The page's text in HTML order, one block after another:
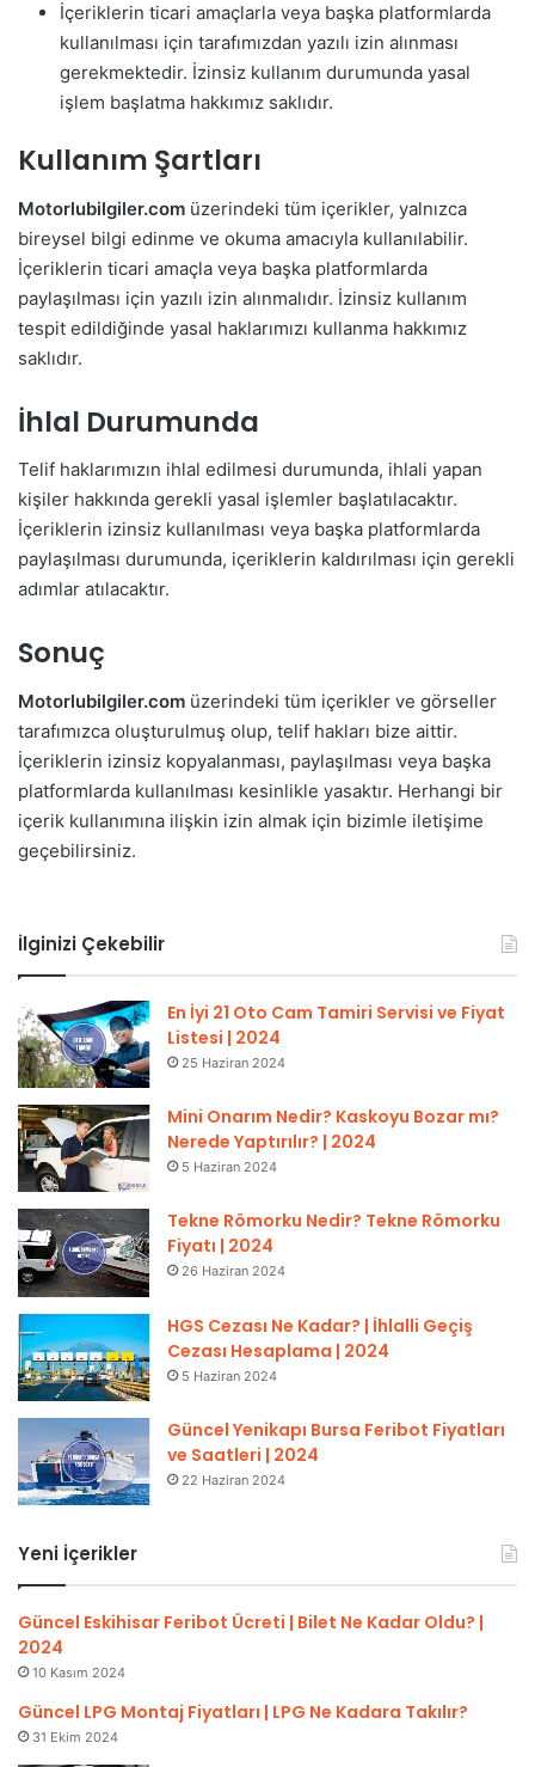
İçeriklerin ticari amaçlarla veya başka platformlarda
kullanılması için tarafımızdan yazılı izin alınması
gerekmektedir. İzinsiz kullanım durumunda yasal
işlem başlatma hakkımız saklıdır.
Kullanım Şartları
Motorlubilgiler.com üzerindeki tüm içerikler, yalnızca
bireysel bilgi edinme ve okuma amacıyla kullanılabilir.
İçeriklerin ticari amaçla veya başka platformlarda
paylaşılması için yazılı izin alınmalıdır. İzinsiz kullanım
tespit edildiğinde yasal haklarımızı kullanma hakkımız
saklıdır.
İhlal Durumunda
Telif haklarımızın ihlal edilmesi durumunda, ihlali yapan
kişiler hakkında gerekli yasal işlemler başlatılacaktır.
İçeriklerin izinsiz kullanılması veya başka platformlarda
paylaşılması durumunda, içeriklerin kaldırılması için gerekli
adımlar atılacaktır.
Sonuç
Motorlubilgiler.com üzerindeki tüm içerikler ve görseller
tarafımızca oluşturulmuş olup, telif hakları bize aittir.
İçeriklerin izinsiz kopyalanması, paylaşılması veya başka
platformlarda kullanılması kesinlikle yasaktır. Herhangi bir
içerik kullanımına ilişkin izin almak için bizimle iletişime
geçebilirsiniz.
İlginizi Çekebilir
En İyi 21 Oto Cam Tamiri Servisi ve Fiyat
Listesi | 2024
25 Haziran 2024
Mini Onarım Nedir? Kaskoyu Bozar mı?
Nerede Yaptırılır? | 2024
5 Haziran 2024
Tekne Römorku Nedir? Tekne Römorku
Fiyatı | 2024
26 Haziran 2024
HGS Cezası Ne Kadar? | İhlalli Geçiş
Cezası Hesaplama | 2024
5 Haziran 2024
Güncel Yenikapı Bursa Feribot Fiyatları
ve Saatleri | 2024
22 Haziran 2024
Yeni İçerikler
Güncel Eskihisar Feribot Ücreti | Bilet Ne Kadar Oldu? |
2024
10 Kasım 2024
Güncel LPG Montaj Fiyatları | LPG Ne Kadara Takılır?
31 Ekim 2024